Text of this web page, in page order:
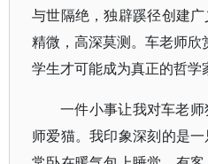
与世隔绝，独辟蹊径创建
精微，高深莫测。车老师欣
学生才可能成为真正的哲学
一件小事让我对车老
师爱猫。我印象深刻的是